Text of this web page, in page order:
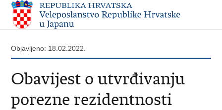
Objavljeno: 18.02.2022.
Obavijest o utvrđivanju
porezne rezidentnosti